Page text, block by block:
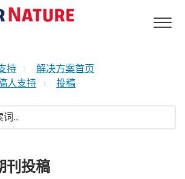
持
解决方案首页
人支持
投稿
刊投稿